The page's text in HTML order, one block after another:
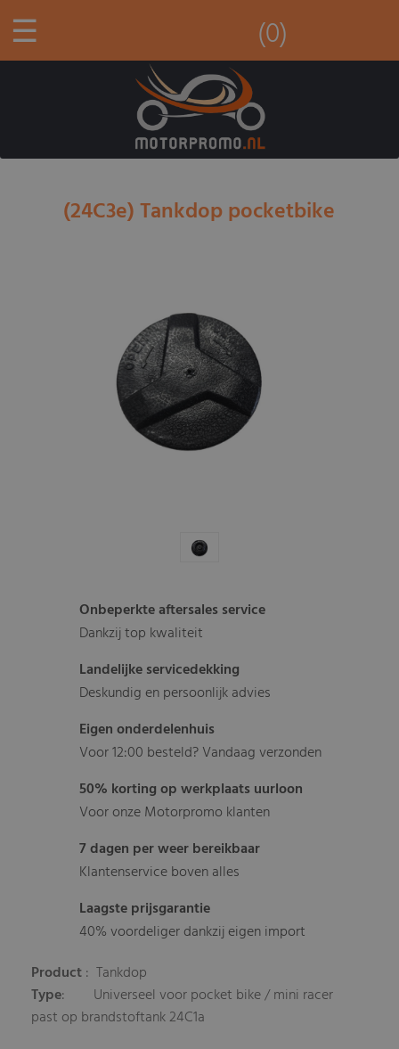
☰ (0)
(24C3e) Tankdop pocketbike
Onbeperkte aftersales service
Dankzij top kwaliteit
Landelijke servicedekking
Deskundig en persoonlijk advies
Eigen onderdelenhuis
Voor 12:00 besteld? Vandaag verzonden
50% korting op werkplaats uurloon
Voor onze Motorpromo klanten
7 dagen per weer bereikbaar
Klantenservice boven alles
Laagste prijsgarantie
40% voordeliger dankzij eigen import
Product: Tankdop
Type: Universeel voor pocket bike / mini racer
past op brandstoftank 24C1a